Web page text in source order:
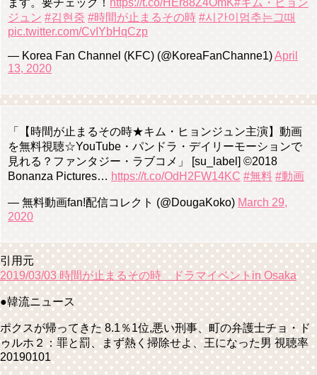
ます。要チェック！ https://t.co/HEr88Z4OmK#キム・ヒョン
ジュン #김현중 #時間が止まるその時 #시간이멈추는그때
pic.twitter.com/CvIYbHqCzp
— Korea Fan Channel (KFC) (@KoreaFanChanne1)April
13, 2020
「【時間が止まるその時★キム・ヒョンジュン主演】動画
を無料視聴☆YouTube・パンドラ・デイリーモーションで
見れる？ファンタジー・ラブコメ」 [su_label] ©2018
Bonanza Pictures… https://t.co/OdH2FW14KC #無料 #動画
— 無料動画fan!配信コレクト (@DougaKoko) March 29,
2020
引用元
2019/03/03 時間が止まるその時 ドラマイベントin Osaka
●韓流ニュース
ポクスが帰ってきた 8.1％1位,悪い刑事、町の弁護士チョ・ド
ゥルホ２：罪と罰、まず熱く掃除せよ、王になった男 視聴率
20190101